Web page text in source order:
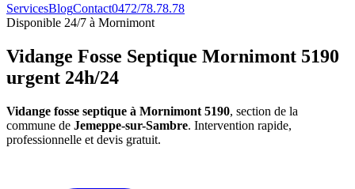
ServicesBlogContact0472/78.78.78
Disponible 24/7 à Mornimont
Vidange Fosse Septique Mornimont 5190
urgent 24h/24
Vidange fosse septique à Mornimont 5190, section de la
commune de Jemeppe-sur-Sambre. Intervention rapide,
professionnelle et devis gratuit.